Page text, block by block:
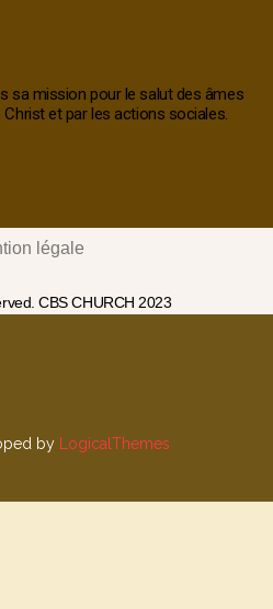
sa mission pour le salut des âmes
Christ et par les actions sociales.
légale
CBS CHURCH 2023
by LogicalThemes